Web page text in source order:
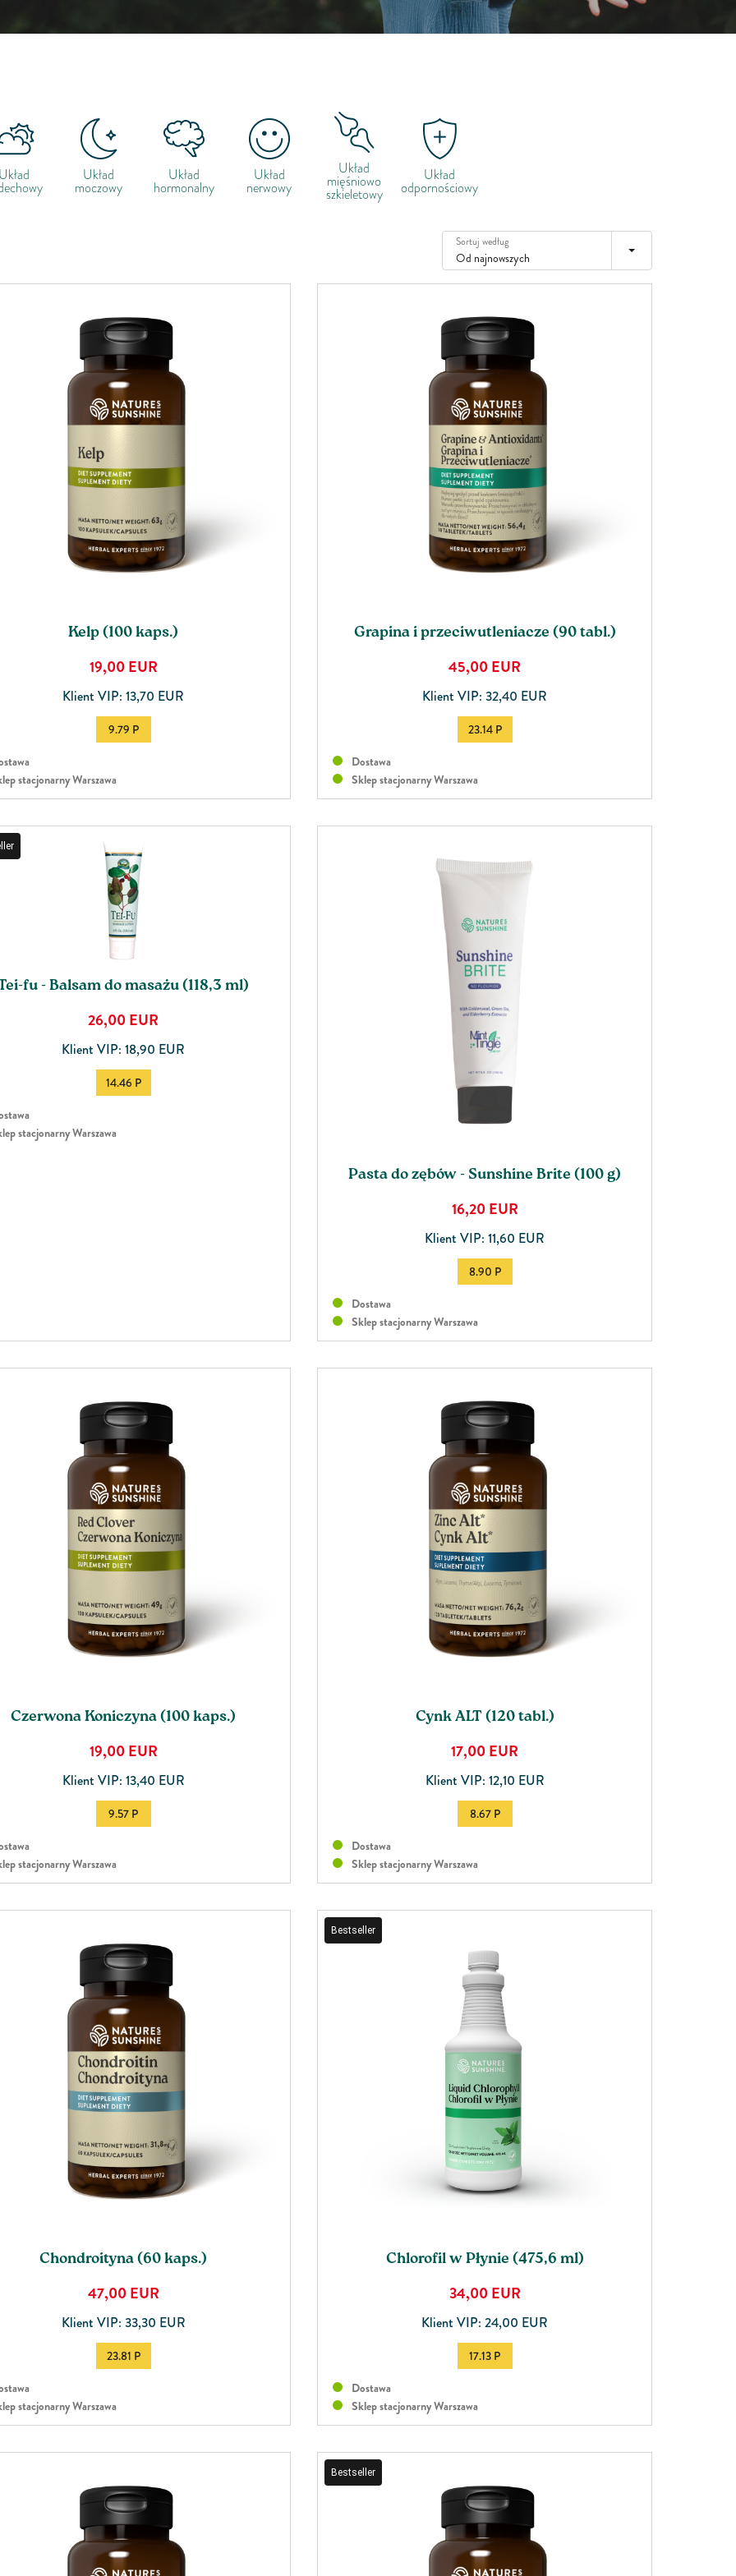
Irlandia
Luksemburg
Niderlandy
Poland
United Kingdom
Układ Układ
moczowy
Układ
hormonalny
Układ
nerwowy
Układ
mięśniowo
szkieletowy
Układ
odpornościowy
Sortuj według
Od najnowszych
Kelp (100 kaps.)
19,00 EUR
Klient VIP: 13,70 EUR
9.79 P
stacjonarny Warszawa
Grapina i przeciwutleniacze (90 tabl.)
45,00EUR
Klient VIP: 32,40 EUR
23.14 P
Dostawa
Sklep stacjonarny Warszawa
fu - Balsam do masażu (118,3 ml)
26,00EUR
Klient VIP: 18,90 EUR
14.46 P
stacjonarny Warszawa
Pasta do zębów - Sunshine Brite (100 g)
16,20 EUR
Klient VIP: 11,60 EUR
8.90 P
Dostawa
Sklep stacjonarny Warszawa
Czerwona Koniczyna (100 kaps.)
19,00 EUR
Klient VIP: 13,40 EUR
9.57 P
stacjonarny Warszawa
Cynk ALT (120 tabl.)
17,00EUR
Klient VIP: 12,10 EUR
8.67 P
Dostawa
Sklep stacjonarny Warszawa
Chondroityna (60 kaps.)
47,00 EUR
Klient VIP: 33,30 EUR
23.81 P
stacjonarny Warszawa
Bestseller
Chlorofil w Płynie (475,6 ml)
34,00 EUR
Klient VIP: 24,00 EUR
17.13 P
Dostawa
Sklep stacjonarny Warszawa
Bestseller